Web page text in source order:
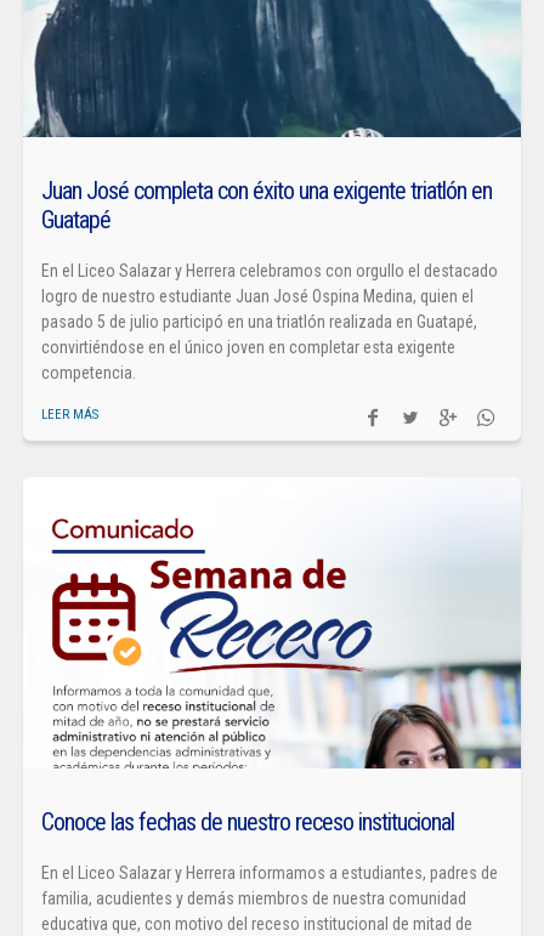
Juan José completa con éxito una exigente triatlón en
Guatapé
En el Liceo Salazar y Herrera celebramos con orgullo el destacado
logro de nuestro estudiante Juan José Ospina Medina, quien el
pasado 5 de julio participó en una triatlón realizada en Guatapé,
convirtiéndose en el único joven en completar esta exigente
competencia.
LEER MÁS
Conoce las fechas de nuestro receso institucional
En el Liceo Salazar y Herrera informamos a estudiantes, padres de
familia, acudientes y demás miembros de nuestra comunidad
educativa que, con motivo del receso institucional de mitad de